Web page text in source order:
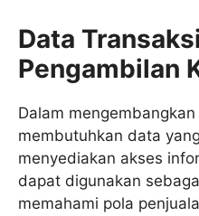
Data
Pengambilan
Dalam
membutuhkan data
menyediakan akses
dapat digunakan
memahami pola